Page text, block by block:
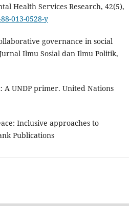
Health Services Research, 42(5),
013-0528-y
governance in social
Ilmu Sosial dan Ilmu Politik,
A UNDP primer. United Nations
Inclusive approaches to
Publications